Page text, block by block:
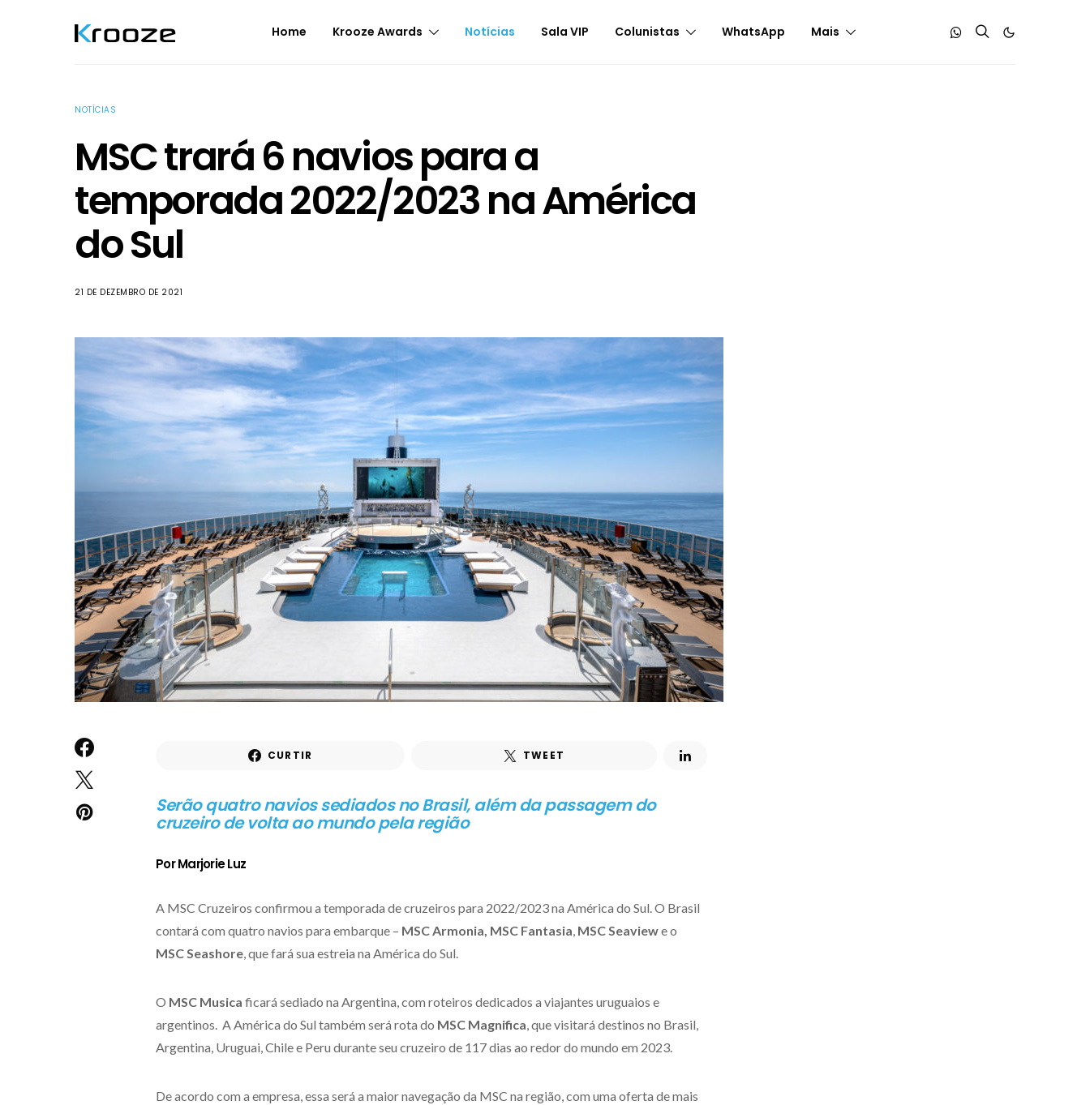
Home Krooze Awards Notícias Sala VIP Colunistas WhatsApp Mais
NOTÍCIAS
MSC trará 6 navios para a
temporada 2022/2023 na América
do Sul
21 DE DEZEMBRO DE 2021
CURTIR TWEET
Serão quatro navios sediados no Brasil, além da passagem do
cruzeiro de volta ao mundo pela região
Por Marjorie Luz
A MSC Cruzeiros confirmou a temporada de cruzeiros para 2022/2023 na América do Sul. O Brasil
contará com quatro navios para embarque – MSC Armonia, MSC Fantasia, MSC Seaviewe o
MSC Seashore, que fará sua estreia na América do Sul.
O MSC Musica ficará sediado na Argentina, com roteiros dedicados a viajantes uruguaios e
argentinos. A América do Sul também será rota do MSC Magnifica, que visitará destinos no Brasil,
Argentina, Uruguai, Chile e Peru durante seu cruzeiro de 117 dias ao redor do mundo em 2023.
De acordo com a empresa, essa será a maior navegação da MSC na região, com uma oferta de mais